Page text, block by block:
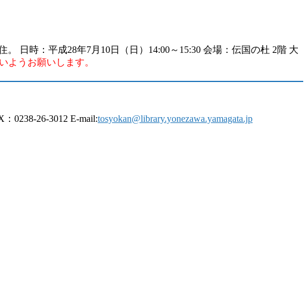
日時：平成28年7月10日（日）14:00～15:30 会場：伝国の杜 2階 大
ようお願いします。
0238-26-3012 E-mail:tosyokan@library.yonezawa.yamagata.jp